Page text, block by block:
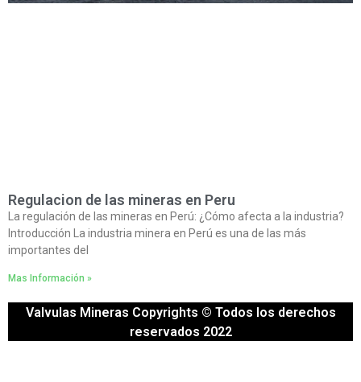
Regulacion de las mineras en Peru
La regulación de las mineras en Perú: ¿Cómo afecta a la industria?
Introducción La industria minera en Perú es una de las más
importantes del
Mas Información »
Valvulas Mineras Copyrights © Todos los derechos
reservados 2022